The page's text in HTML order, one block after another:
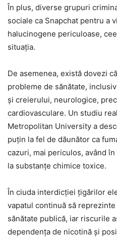
În plus, diverse grupuri
sociale ca Snapchat pentru a
halucinogene periculoase,
situația.
De asemenea, există dovezi
probleme de sănătate,
și creierului, neurologice,
cardiovasculare. Un studiu
Metropolitan University a
puțin la fel de dăunător ca
cazuri, mai periculos, având
la substanțe chimice toxice.
În ciuda interdicției țigărilor
vapatul continuă să
sănătate publică, iar riscurile
dependența de nicotină și